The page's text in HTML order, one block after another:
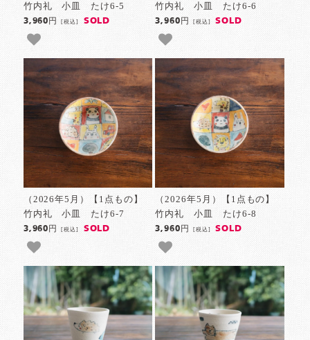
竹内礼 小皿 たけ6-5
3,960円[税込] SOLD
竹内礼 小皿 たけ6-6
3,960円 [税込] SOLD
（2026年5月）【1点もの】
竹内礼 小皿 たけ6-7
3,960円[税込] SOLD
（2026年5月）【1点もの】
竹内礼 小皿 たけ6-8
3,960円 [税込] SOLD